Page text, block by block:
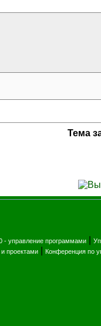
Тема
- управление программами
проектами| Конференция по